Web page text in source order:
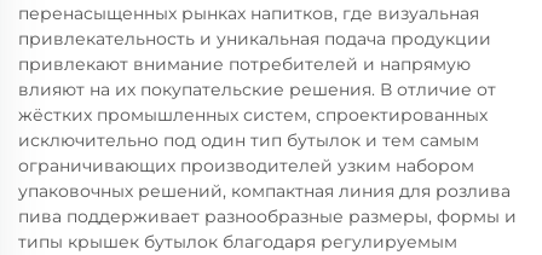
перенасыщенных рынках напитков, где визуальная
привлекательность и уникальная подача продукции
привлекают внимание потребителей и напрямую
влияют на их покупательские решения. В отличие от
жёстких промышленных систем, спроектированных
исключительно под один тип бутылок и тем самым
ограничивающих производителей узким набором
упаковочных решений, компактная линия для розлива
пива поддерживает разнообразные размеры, формы и
типы крышек бутылок благодаря регулируемым